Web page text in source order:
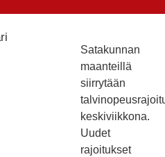
Satakunnan
maanteillä
siirrytään
keskiviikkona.
Uudet
rajoitukset